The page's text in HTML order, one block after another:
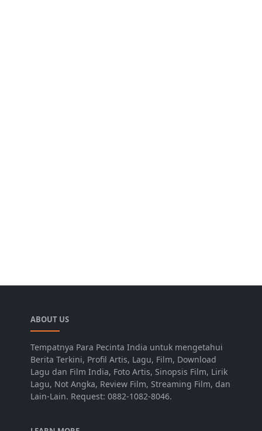
ABOUT US
Tempatnya Para Pecinta India untuk mengetahui
Berita Terkini, Profil Artis, Lagu, Film, Download
Lagu dan Film India, Foto Artis, Sinopsis Film, Lirik
Lagu, Not Angka, Review Film, Streaming Film, dan
Lain-Lain. Request: 0882-1082-8046.